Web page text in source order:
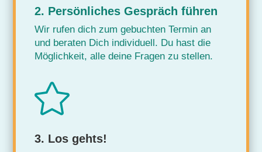
2. Persönliches Gespräch führen
Wir rufen dich zum gebuchten Termin an
und beraten Dich individuell. Du hast die
Möglichkeit, alle deine Fragen zu stellen.

3. Los gehts!